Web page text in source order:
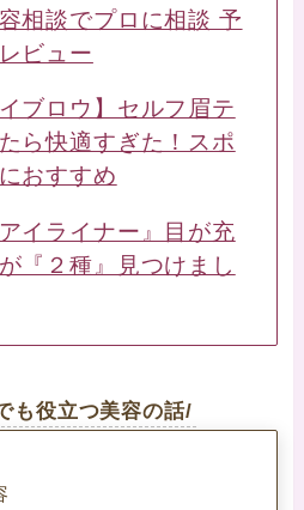
相談でプロに相談 予
ビュー
ブロウ】セルフ眉テ
ら快適すぎた！スポ
おすすめ
イライナー』目が充
『２種』見つけまし
も役立つ美容の話/